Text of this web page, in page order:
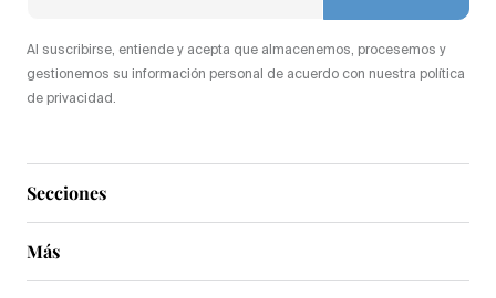
Secciones
Más
Al suscribirse, entiende y acepta que almacenemos, procesemos y
gestionemos su información personal de acuerdo con nuestra política
de privacidad.